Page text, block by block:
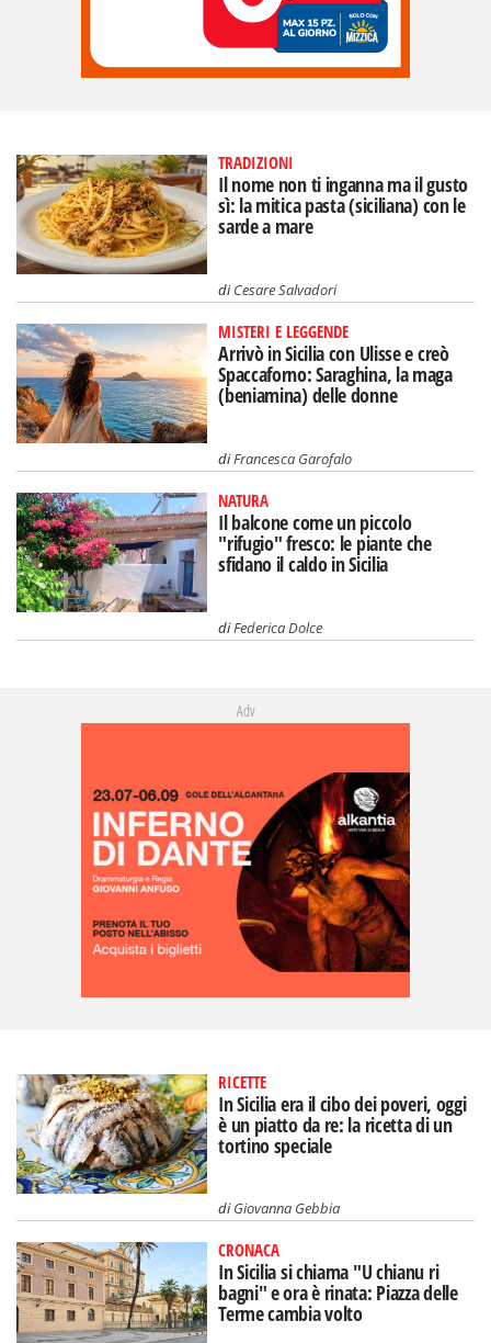
TRADIZIONI
Il nome non ti inganna ma il gusto
sì: la mitica pasta (siciliana) con le
sarde a mare
diCesare Salvadori
MISTERI E LEGGENDE
Arrivò in Sicilia con Ulisse e creò
Spaccaforno: Saraghina, la maga
(beniamina) delle donne
diFrancesca Garofalo
NATURA
Il balcone come un piccolo
"rifugio" fresco: le piante che
sfidano il caldo in Sicilia
diFederica Dolce
Adv
RICETTE
In Sicilia era il cibo dei poveri, oggi
è un piatto da re: la ricetta di un
tortino speciale
diGiovanna Gebbia
CRONACA
In Sicilia si chiama "U chianu ri
bagni" e ora è rinata: Piazza delle
Terme cambia volto